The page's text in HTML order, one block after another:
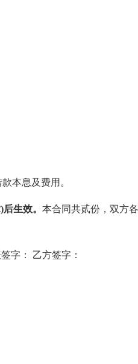
本息及费用。
生效。 本合同共贰份，双方
字： 乙方签字：